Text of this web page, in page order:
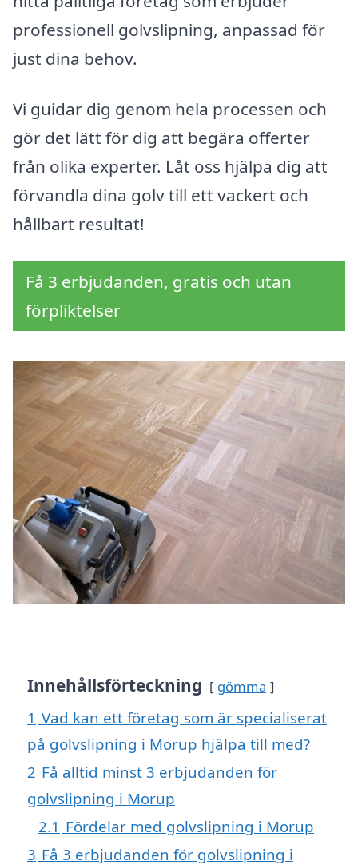
professionell golvslipning, anpassad för
just dina behov.
Vi guidar dig genom hela processen och
gör det lätt för dig att begära offerter
från olika experter. Låt oss hjälpa dig att
förvandla dina golv till ett vackert och
hållbart resultat!
Få 3 erbjudanden, gratis och utan
förpliktelser
Innehållsförteckning gömma
1 Vad kan ett företag som är specialiserat
på golvslipning i Morup hjälpa till med?
2 Få alltid minst 3 erbjudanden för
golvslipning i Morup
2.1 Fördelar med golvslipning i Morup
3 Få 3 erbjudanden för golvslipning i